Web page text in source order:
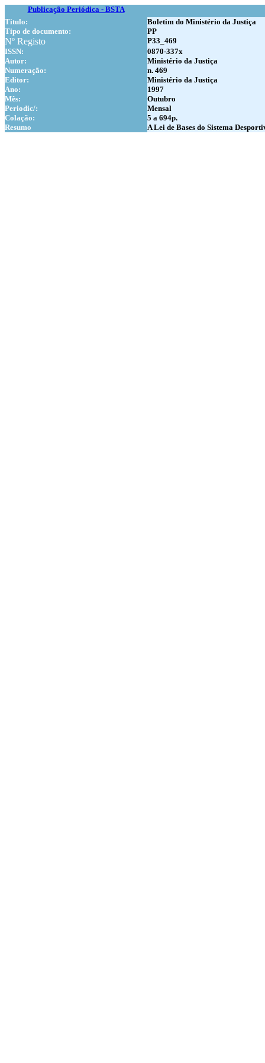
Publicação Periódica - BSTA
Titulo:
Boletim do Ministério da Justiça
Tipo de documento:
PP
Nº Registo
P33_469
ISSN:
0870-337x
Autor:
Ministério da Justiça
Numeração:
n. 469
Editor:
Ministério da Justiça
Ano:
1997
Mês:
Outubro
Periodic/:
Mensal
Colação:
5 a 694p.
Resumo
A Lei de Bases do Sistema